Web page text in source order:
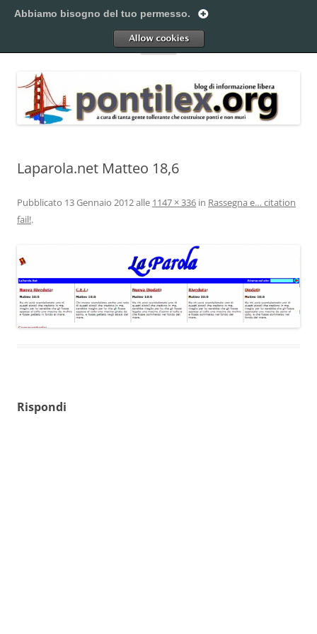
al
Pontilex
Menu
Laparola.net Matteo 18,6
Pubblicato 13 Gennaio 2012alle 1147 × 336 in Rassegna e… citation
fail!.
Rispondi
Abbiamo bisogno del tuo permesso.